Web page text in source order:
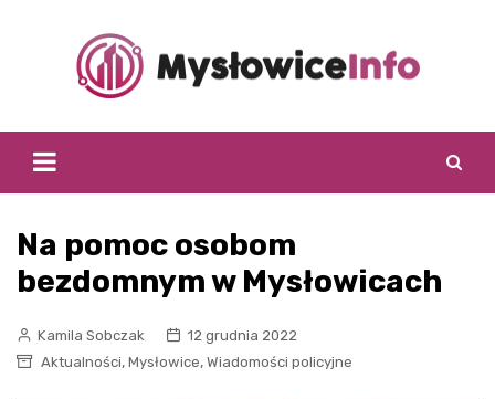
Na pomoc osobom
bezdomnym w Mysłowicach
Kamila Sobczak
12 grudnia 2022
Aktualności, Mysłowice, Wiadomości policyjne